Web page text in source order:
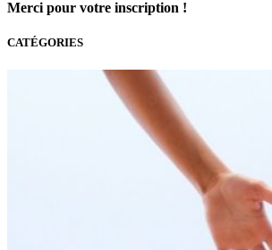
Merci pour votre inscription !
CATÉGORIES